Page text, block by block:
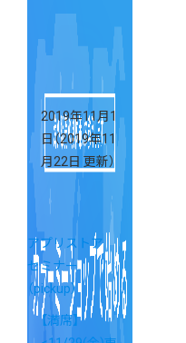
入説明会
2019年11月1
日（2019年11
月22日 更新）
アプリストア
セミナー
（pickup）
【満席】